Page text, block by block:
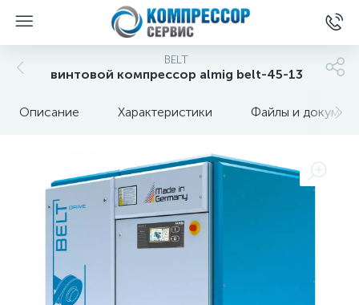
BELT
винтовой компрессор almig belt-45-13
Описание Характеристики Файлы и